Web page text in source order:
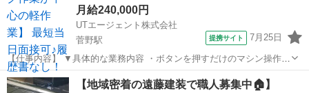
月給240,000円
UTエージェント株式会社
菅野駅
提携サイト 7月25日
【仕事内容】 ▼具体的な業務内容 ・ボタンを押すだけのマシン操作
・製品にキズがないかコツコツチェックする検査 ・手のひらサイズの
製品組み立て ・できあがった製品の梱包、ラベル貼り ・材料の取り出
千葉 市川市 菅野駅 建築
【地域密着の遠藤建装で職人募集中🏠】